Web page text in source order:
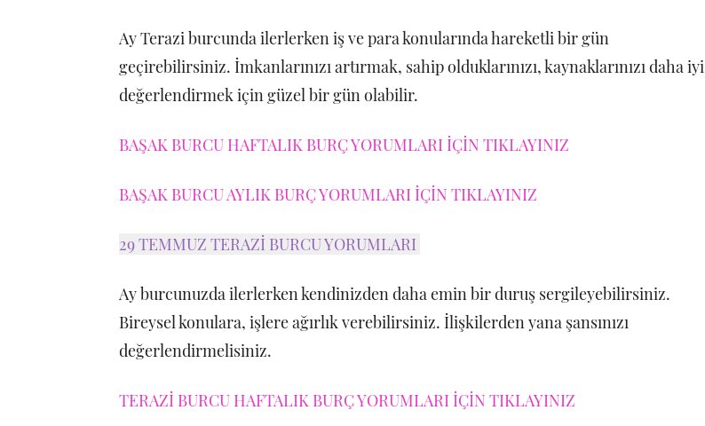
Ay Terazi burcunda ilerlerken iş ve para konularında hareketli bir gün
geçirebilirsiniz. İmkanlarınızı artırmak, sahip olduklarınızı, kaynaklarınızı daha iyi
değerlendirmek için güzel bir gün olabilir.
BAŞAK BURCU HAFTALIK BURÇ YORUMLARI İÇİN TIKLAYINIZ
BAŞAK BURCU AYLIK BURÇ YORUMLARI İÇİN TIKLAYINIZ
29 TEMMUZ TERAZİ BURCU YORUMLARI
Ay burcunuzda ilerlerken kendinizden daha emin bir duruş sergileyebilirsiniz.
Bireysel konulara, işlere ağırlık verebilirsiniz. İlişkilerden yana şansınızı
değerlendirmelisiniz.
TERAZİ BURCU HAFTALIK BURÇ YORUMLARI İÇİN TIKLAYINIZ